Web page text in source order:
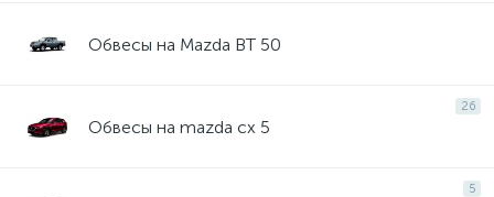
Обвесы на Mazda BT 50
26
Обвесы на mazda cx 5
5